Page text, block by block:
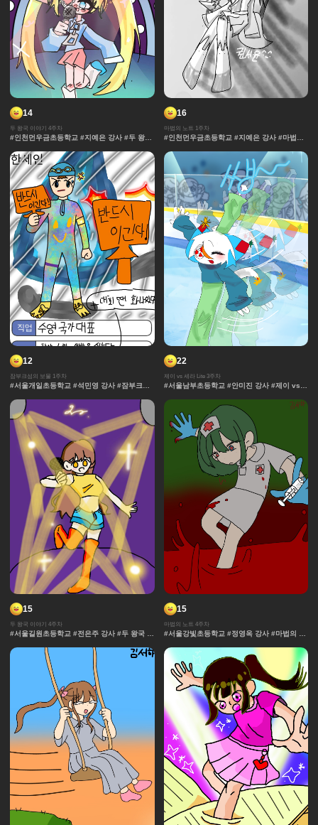
14
두 왕국 이야기 4주차
#인천먼우금초등학교 #지예은 강사 #두 왕국
물 #보석 #채색기법 #왕국
16
마법의 노트 1주차
#인천먼우금초등학교 #지예은 강사 #마법의
콘티 #날씨 #캐릭터 #아이돌 #액션 #컷만화
#개성 #창작 디자인 #마법 #노트 #채색기법
#댄스 #연출 #무대
12
잠부크섬의 보물 1주차
#서울개일초등학교 #석민영 강사 #잠부크섬
의보물 #9차시 #사건 #모험 #마법 #서울개일
초등학교 #석민영강사 #세계관 중세 #보물 #
정규
22
제이 vs 세라 Lite 3주차
#서울남부초등학교 #안미진 강사 #제이 vs
#컷만화 #데포르메 #훈련 #보석 #창작 디자
인 #체육 #제이 #대결 #댄스
15
두 왕국 이야기 4주차
#서울길원초등학교 #전은주 강사 #두 왕국 이
#보석 #채색기법 #왕국
15
마법의 노트 4주차
#서울강빛초등학교 #정영옥 강사 #마법의 노
티 #날씨 #캐릭터 #아이돌 #액션 #컷만화 #
개성 #창작 디자인 #마법 #노트 #채색기법 #
댄스 #연출 #무대